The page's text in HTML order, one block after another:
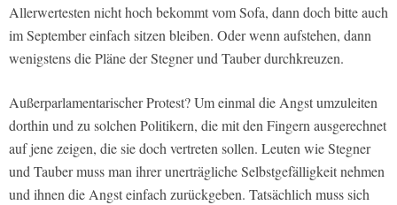
Allerwertesten nicht hoch bekommt vom Sofa, dann doch bitte auch
im September einfach sitzen bleiben. Oder wenn aufstehen, dann
wenigstens die Pläne der Stegner und Tauber durchkreuzen.
Außerparlamentarischer Protest? Um einmal die Angst umzuleiten
dorthin und zu solchen Politikern, die mit den Fingern ausgerechnet
auf jene zeigen, die sie doch vertreten sollen. Leuten wie Stegner
und Tauber muss man ihrer unerträgliche Selbstgefälligkeit nehmen
und ihnen die Angst einfach zurückgeben. Tatsächlich muss sich